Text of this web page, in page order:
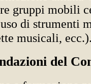
gruppi mobili
di strumenti
musicali,
del